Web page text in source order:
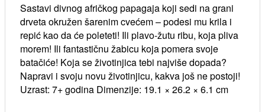
Sastavi divnog afričkog papagaja koji sedi na grani
drveta okružen šarenim cvećem – podesi mu krila i
repić kao da će poleteti! Ili plavo-žutu ribu, koja pliva
morem! Ili fantastičnu žabicu koja pomera svoje
batačiće! Koja se životinjica tebi najviše dopada?
Napravi i svoju novu životinjicu, kakva još ne postoji!
Uzrast: 7+ godina Dimenzije: 19.1 × 26.2 × 6.1 cm